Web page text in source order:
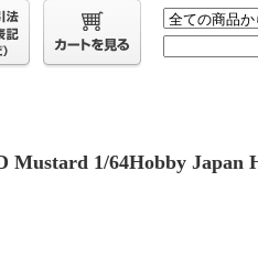
1/64Hobby Japan